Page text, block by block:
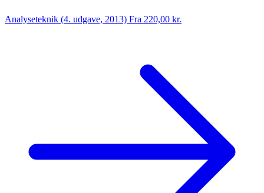
Analyseteknik (4. udgave, 2013) Fra 220,00 kr.